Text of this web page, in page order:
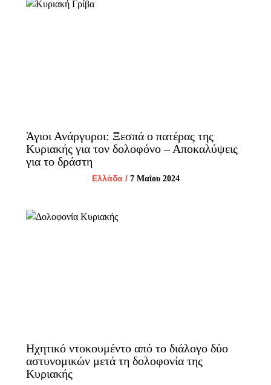
Άγιοι Ανάργυροι: Ξεσπά ο πατέρας της
Κυριακής για τον δολοφόνο – Αποκαλύψεις
για το δράστη
Ελλάδα/ 7 Μαΐου 2024
Ηχητικό ντοκουμέντο από το διάλογο δύο
αστυνομικών μετά τη δολοφονία της
Κυριακής